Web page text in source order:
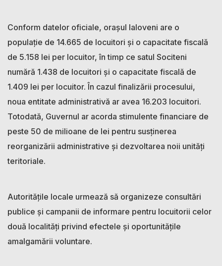
Conform datelor oficiale, orașul Ialoveni are o
populație de 14.665 de locuitori și o capacitate fiscală
de 5.158 lei per locuitor, în timp ce satul Sociteni
numără 1.438 de locuitori și o capacitate fiscală de
1.409 lei per locuitor. În cazul finalizării procesului,
noua entitate administrativă ar avea 16.203 locuitori.
Totodată, Guvernul ar acorda stimulente financiare de
peste 50 de milioane de lei pentru susținerea
reorganizării administrative și dezvoltarea noii unități
teritoriale.
Autoritățile locale urmează să organizeze consultări
publice și campanii de informare pentru locuitorii celor
două localități privind efectele și oportunitățile
amalgamării voluntare.